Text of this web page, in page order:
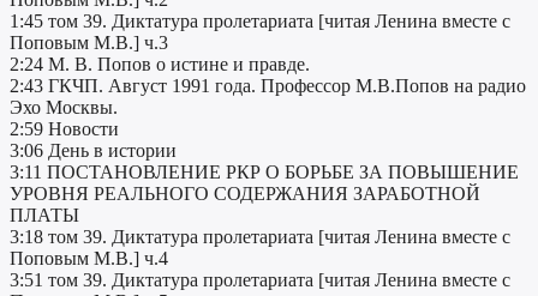
1:45 том 39. Диктатура пролетариата [читая Ленина вместе с
Поповым М.В.] ч.3
2:24 М. В. Попов о истине и правде.
2:43 ГКЧП. Август 1991 года. Профессор М.В.Попов на радио
Эхо Москвы.
2:59 Новости
3:06 День в истории
3:11 ПОСТАНОВЛЕНИЕ РКР О БОРЬБЕ ЗА ПОВЫШЕНИЕ
УРОВНЯ РЕАЛЬНОГО СОДЕРЖАНИЯ ЗАРАБОТНОЙ
ПЛАТЫ
3:18 том 39. Диктатура пролетариата [читая Ленина вместе с
Поповым М.В.] ч.4
3:51 том 39. Диктатура пролетариата [читая Ленина вместе с